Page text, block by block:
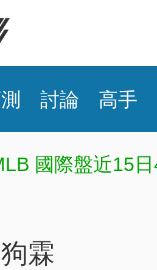
討論 高手
國際盤近15日
霖